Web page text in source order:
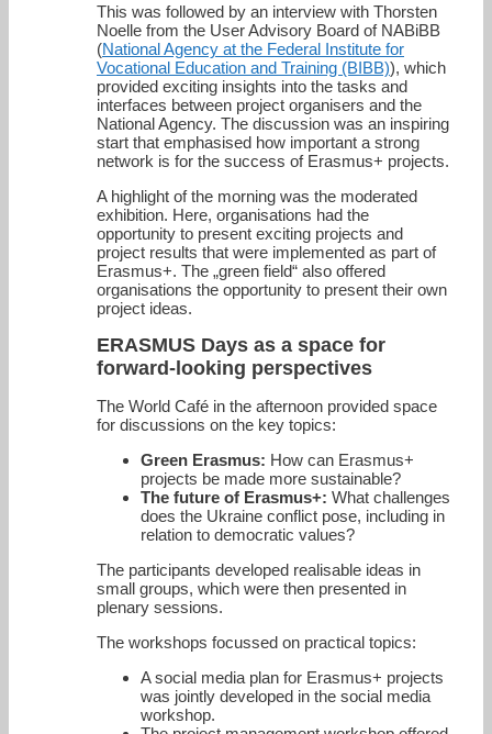
This was followed by an interview with Thorsten
Noelle from the User Advisory Board of NABiBB
(National Agency at the Federal Institute for
Vocational Education and Training (BIBB)), which
provided exciting insights into the tasks and
interfaces between project organisers and the
National Agency. The discussion was an inspiring
start that emphasised how important a strong
network is for the success of Erasmus+ projects.
A highlight of the morning was the moderated
exhibition. Here, organisations had the
opportunity to present exciting projects and
project results that were implemented as part of
Erasmus+. The „green field“ also offered
organisations the opportunity to present their own
project ideas.
ERASMUS Days as a space for
forward-looking perspectives
The World Café in the afternoon provided space
for discussions on the key topics:
Green Erasmus: How can Erasmus+
projects be made more sustainable?
The future of Erasmus+: What challenges
does the Ukraine conflict pose, including in
relation to democratic values?
The participants developed realisable ideas in
small groups, which were then presented in
plenary sessions.
The workshops focussed on practical topics:
A social media plan for Erasmus+ projects
was jointly developed in the social media
workshop.